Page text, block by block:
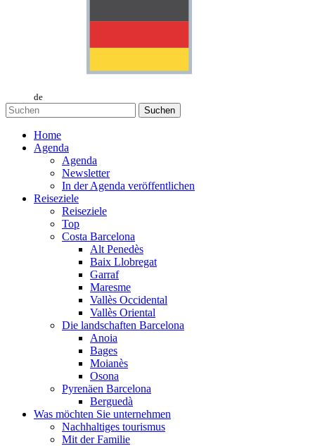
de
Suchen
Home
Agenda
Agenda
Newsletter
In der Agenda veröffentlichen
Reiseziele
Reiseziele
Top
Costa Barcelona
Alt Penedès
Baix Llobregat
Garraf
Maresme
Vallès Occidental
Vallès Oriental
Die landschaften Barcelona
Anoia
Bages
Moianès
Osona
Pyrenäen Barcelona
Berguedà
Was möchten Sie unternehmen
Nachhaltiges tourismus
Mit der Familie